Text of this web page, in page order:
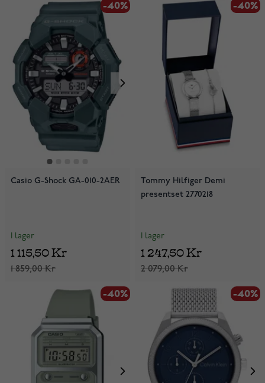
-40%
Casio G-Shock GA-010-2AER
I lager
1 859,00 Kr
1 115,50 Kr
-40%
-40%
Tommy Hilfiger Demi
presentset 2770218
I lager
2 079,00 Kr
1 247,50 Kr
-40% -40%